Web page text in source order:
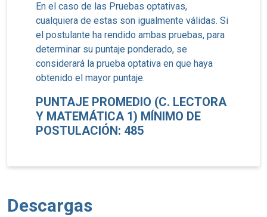
En el caso de las Pruebas optativas,
cualquiera de estas son igualmente válidas. Si
el postulante ha rendido ambas pruebas, para
determinar su puntaje ponderado, se
considerará la prueba optativa en que haya
obtenido el mayor puntaje.
PUNTAJE PROMEDIO (C. LECTORA
Y MATEMÁTICA 1) MÍNIMO DE
POSTULACIÓN: 485
Descargas